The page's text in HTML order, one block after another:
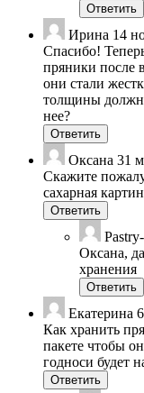
Ответить
Ирина 14
Спасибо!
пряники после
они стали
толщины
нее?
Ответить
Оксана 31
Скажите
сахарная
Ответить
Оксана,
хранения
Ответить
Екатерина
Как хранить
пакете чтобы
годноси будет
Ответить